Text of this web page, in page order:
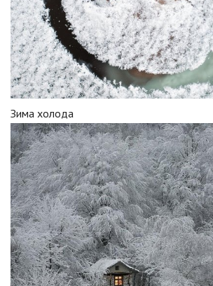
Зима холода